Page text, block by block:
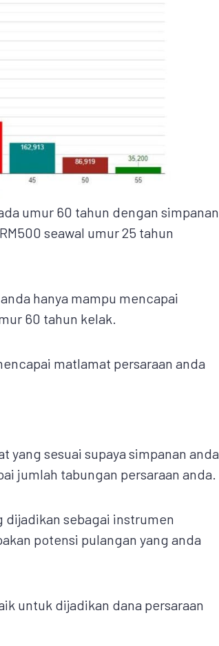
umur 60 tahun dengan simpanan
seawal umur 25 tahun
hanya mampu mencapai
60 tahun kelak.
matlamat persaraan anda
yang sesuai supaya simpanan anda
jumlah tabungan persaraan anda.
sebagai instrumen
potensi pulangan yang anda
untuk dijadikan dana persaraan